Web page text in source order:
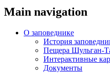
Main navigation
О заповеднике
История
Пещера Шульган-
Интерактивные
Документы